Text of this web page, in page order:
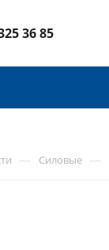
36 85
— Силовые —